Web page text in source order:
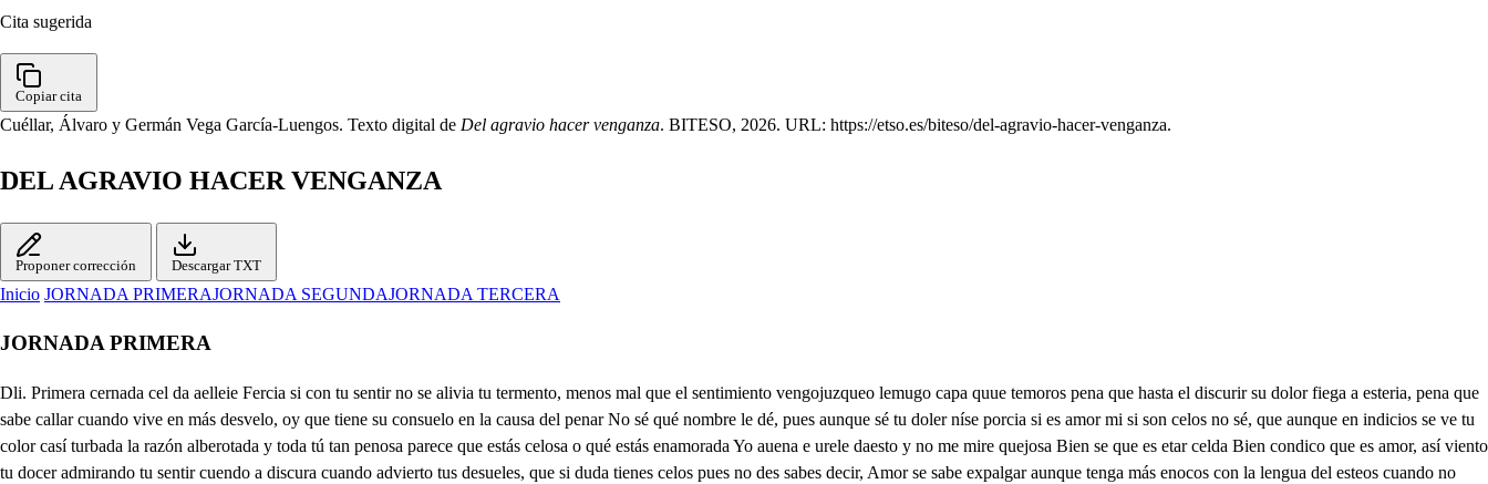
Cita sugerida
Copiar cita
Cuéllar, Álvaro y Germán Vega García-Luengos. Texto digital de Del agravio hacer venganza. BITESO, 2026. URL: https://etso.es/biteso/del-agravio-hacer-venganza.
DEL AGRAVIO HACER VENGANZA
Proponer corrección Descargar TXT
Inicio JORNADA PRIMERAJORNADA SEGUNDAJORNADA TERCERA
JORNADA PRIMERA
Dli. Primera cernada cel da aelleie Fercia si con tu sentir no se alivia tu termento, menos mal que el sentimiento vengojuzqueo lemugo capa quue temoros pena que hasta el discurir su dolor fiega a esteria, pena que sabe callar cuando vive en más desvelo, oy que tiene su consuelo en la causa del penar No sé qué nombre le dé, pues aunque sé tu doler níse porcia si es amor mi si son celos no sé, que aunque en indicios se ve tu color casí turbada la razón alberotada y toda tú tan penosa parece que estás celosa o qué estás enamorada Yo auena e urele daesto y no me mire quejosa Bien se que es etar celda Bien condico que es amor, así viento tu docer admirando tu sentir cuendo a discura cuando advierto tus desueles, que si duda tienes celos pues no des sabes decir, Amor se sabe expalgar aunque tenga más enocos con la lengua del esteos cuando no puede haber mas los celos con callar manifiestan sus desvelos mueos mueren sus recalos si está yer medio el honor así, habla más amor lo que callan más los celos amiga mi padecer fácilmente le entendieras si por desdicha supieras los afectos del querer eles no llego a tener. pues llerando en sus recelos publicarán mis desvelos la ocasión de su penar, pues no se pueden callar amás Isabel los celos Porque a tan grandes enejos tanto su delor proboca, que si los dicen la boca también los lleran lo ojos, son de los celos despojos cuando se miran perdidos los sentidos y ofendidos en el gusto yel honor para decir su dolor se hasen lenguas los sentidos esta celosa pasión que vive en peñosa calma, aunque se siente en el alma más a fuige a el corazón. y como en gustosa unien es la parte más sentida de la vida y de la vida son la muerte estos recelos. hacia la pena de celos no puede estar escondida or Amor al bino que dente que fuego en el alma emprende es un volor que no pues se busca, aunque seliente como es gusto, aunque manfosar su conte eito tiene majer sufrimiento, los celos que son pesar mul mal se pueded callar que habla mucho un tormente Y conclvirte melor en sus rigores mortales dpuedo de sen fieno los celos con el amoro si no se puede un dolor si no se puede un pedar su fir ni desimular cuando matan sus deere Isabela dos dolores menos se podrán callar. Amor se puede tener sin los celosos recelos, y nunca se tienen de los Isabela sin querer la que llega a padecer en esta lucha a merosa siempre sé mira quejosa nunca se busca padada que obeltas de enamerada borran ponas de solosa, Verá que si es dicha amor cuando me miro pagada que mi queja es de mariada que es falo mi aolor mi pena engendra un temor que en el corazón se ha entrado que en ajena mi cuidado no nace de amar mis cellos y sabí mie e lo deo de perder lo que ha ganado Pues este mal que tico justosa amiga me escuchas dirás que penas tan muchas las encarezco muy poco, Ya Percia que te rovoco a que diga tu dejer Dice, pues que aunque mi amor no le pueda remediar saborá Parcía a consejar que no es consuelo menor, Pues escucha mis desdichas advirtiendo en mis pesares, que aunque grandes al decirlos al sentirlos sen más grandes, tres años a que vivia que bien dije que centarse puede la vida aquel tiempo que no supo enamorarse pues cuando queda sujeta a sólo sufrar desalres a solo sentir tormentos Ya solo cono cer males no es vida la que se alienta Vida es selo la que sabe dar gusto a lo que se mira Esoro a lo que se hase, si tú supieses de amor dijera que disparate es el de Gercia, pues quiere explicar en un instante los pesares que en su pecho en tanto tiempo aún no caben dichasa tú que lo ignoras dichosa tú que sabes no envarasar de la vida sus deseados instantes, cuanto el sol dorá con luces tollas las veces que nace cuanto murmuran las fuentes con sus peinados cristales, cuanto las flores compeñen de gradios montes y valles en fin, cuanto al alba dicen los oprozos de las aves. todo lo escuchas y miras sin que pueda enacenarte ni el tormento hele afligirte ni él el consuelo de quejarle que aquestas penas de amor nacieron de tal linace que solo tienen de alivio cuando pueden explicarse erYo que en mis desdichas pta solo procuro alcvarme con querer saber sentir mas de lo que todas saben haciendo dudas los gustos haciendo ciertos los males creyendo los imposibles dudando lo que es facil, negándole el gusto a el pecho Porque en mi pecho no cabe más ¿qué Carlos, más ¿qué gusto con Carlos puede lobalarse, Carles es el que ofendido tiene tanto mi cinaje en las caducas sospechas que ha concebido mi padre pues pusga que su encomienda pudo solo en harazarle porque en los pasados tiempos tuvieron enemistades siendo falso su pensar porque Carlos que es mi amante aal faltar sus atenciones no faltarán e sus verdades si por su esposa me quiere fuera locura notable de agravios tan manifiestos canorende buscarse parte por esta causa Isabel hasta que el tiempo lo acabe ni Carlos su amor ha dicho ni me amor lo sabe nadie dirás que es necio sentir el querer selecitarse tantas penas por su gusto, a que te respendo amante que aunqe es verdad que el comor es un efreto que nace de las estrellas que dieron ocasión para mirarse a los ovos y los ojos sieio pudieron comunicarle este ehecto a el corazón dende esto la mmayor parte del confendio de la cica así no pudo estorbarle con fuerza el entendimiento porque al queror engendrarse ydel mudo sólo procura de oe por el corazón entrarse, yal dispertar la razón aunque cono ce que es grande el tormento que padece yquiera desparatarle no puede porque no es dueño erhaber tomado antes el amor la posasión, teniendo la mejor parte de la vida y la razón como en el juego no arde a conseja fácilmente lo que ael corazón no es fácil, Pues también para sentir al causas que disculparse pueden en malores riesgos mirada a luces tales, noses falta la disculpa aunque la razón les falle, No has visto aques que navega turcancio diverti mares oniendo la vila a sonos y la muerte por instantas, y aplabado en las estrellas Ya sepustado en cristalo con migor a espadecielos ya los auertos turbarte dudando lo que está viendo si y que pudiera dudarse ido aquello que es penar y aunque quiera consalarse cómo ve que de la vida soyo la muerte le aparte una tabla que en la espuma Sanquisiuya es de asahache teme lo que está tan cerca pero al mirar ses gigantes que guardaron de sus fueros los térmenos naturales, del descubrir de la tierra los animallos plumaces que fueren de las auroras las mejores vanidades por cuios pludados puertos pio su desea casaver, tanto el alma se le alienta tanto en el gusto nace olvida lo padecido y solo quiere acordarse de los oros que le esperan pues le halla a tus pesares segura heranza que fluelgo en penas tales atropellando en mi omde tros más turbados mares teniendo la vida en duar deseando por insgantes la muerte del pesar volamente alimentarme yqu a el les esteceno son por Carlos se deshacen cuantos riesgos imagino porque hallo que es muy facis atro dellar in peribie cuando el amor es tan grande disculpado la mi amor por causas tan eficades una por gusto y la setras por efectos naturales husganza me enamerada vuelvo Isabel a contarte que Carlos me coresponde dicha que puede dudarse que el amor se corespenda con atenciones igualos tres años a que de amor hemos curgadoconstantes su escucla, donde aprendimos a ser perfectos amantes estudiando cuál podía a ser finesas más grandes si se estudian las finezas cuando quieren acertarse nunca del selo el temor conocimos el semblante que es la nimera ventura que te encarezco por orandle, En fin con esta fortuna del horror de los celos caminavamos iguales si lo muda en el sentir el discreto en explicarse, hasta que sus ejes todos llegan a descuadernarse yen tras muchas desata rayos que fueren afables, porque mi padre, ay de mí, mas ¿qué mucho si mi padre fue principio de mi vida sea el icito de mis males, En fin, mi padre, qué pena Isabel quiere casarme con un don Félix, señorio que está esperando esta tarde y que esta noche dicen llega, alladria, mira que tales son Isabel mis venturas pues tan presto han de llorarse, Carlos, sonora esta pena que aunque es verdad que la sabe mi amor, nunca se la ha dicho que viene de tal linaje este hielo que en mí muere, este fuego que en mi nace que el aherarle disgustos es el estudio que hase fuera poca fineza de mi afecto, cuando sabe sentir por ambos laspenas, repartirle alguna parte que de libre el corazón de Carlos, persí importaré pasar mi vida a su pecho cuando en el mío se acabes porque dude también el que pudiera llegarte tan presto tanta desdicha y así he intantado callarle nuchas de tanto pesar, hasta que el último lance ha llegado, pues a hcra dicen que he de desposarme con otro que no es mi Carlos, que donoso disparate sonbera es lgaesas si tan die ni y hallaré y así Isabela resuelta procuran romper la cárcel del silencio mis descuchas comunicando a mi amante mi pesar y su tormento, por ver si puede buscarse remedio a tanto rigor yporque no se notase en mi casa con deabis tu criada envie a llamarle que venga a verme esta noche, la te he dicho mis pesares la te he dicho mi tormento mi desventura sabes no me culpes Isabel hasta que en tu pecho labre amor, nevados incendios, que en un puneto en un instante te hielen afectos vivos muertas ansias te abrasero que en sabiendo que es amor verás que aunque se declaren las desdichas son mayores las que decirse no sabien Mli percia tu sentimiento cuando le ha llegado a oír mi sentir en mi sentir que aunque vine tan ajena imagino su tormento de llorar tu desventura Y pues lo tales estamos Ya de tu poca ventura me cabe a mi mucha pena y pues iguáles estamos buen las anbias del querer y lo enuerte padecer el rremedio discurramos, Carlos te paga tu amor noble galán entendido tan bueno para marido que ninguno haura mejor en ti mi porcia verás no te parezca pasión que bellesa y discresión ninguna ha tenido más, pues felices corréis esta tormenta amorosa Bien podéis verla gustosa con que los dos os caséis antes que venga el dichoso que juega ser tu mando pues Carles está advert